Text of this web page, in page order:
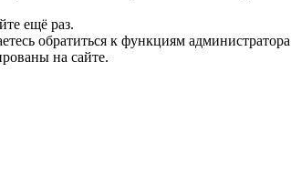
ещё раз.
обратиться к функциям
на сайте.